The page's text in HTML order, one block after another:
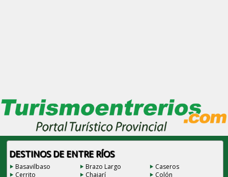
DESTINOS DE ENTRE RÍOS
Basavilbaso Brazo Largo
Caseros
Cerrito
Chajarí
Colón